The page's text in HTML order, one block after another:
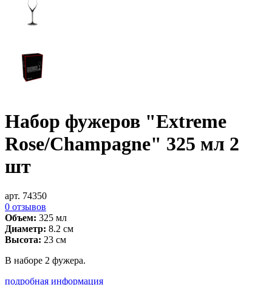
Набор фужеров "Extreme
Rose/Champagne" 325 мл 2
шт
арт. 74350
0 отзывов
Объем: 325 мл
Диаметр: 8.2 см
Высота: 23 см
В наборе 2 фужера.
подробная информация